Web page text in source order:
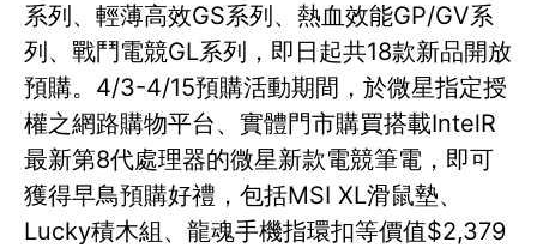
系列、輕薄高效GS系列、熱血效能GP/GV系
列、戰鬥電競GL系列，即日起共18款新品開放
預購。4/3-4/15預購活動期間，於微星指定授
權之網路購物平台、實體門市購買搭載IntelR
最新第8代處理器的微星新款電競筆電，即可
獲得早鳥預購好禮，包括MSI XL滑鼠墊、
Lucky積木組、龍魂手機指環扣等價值$2,379